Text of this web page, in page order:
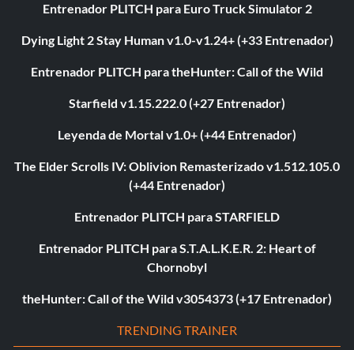
Entrenador PLITCH para Euro Truck Simulator 2
Dying Light 2 Stay Human v1.0-v1.24+ (+33 Entrenador)
Entrenador PLITCH para theHunter: Call of the Wild
Starfield v1.15.222.0 (+27 Entrenador)
Leyenda de Mortal v1.0+ (+44 Entrenador)
The Elder Scrolls IV: Oblivion Remasterizado v1.512.105.0
(+44 Entrenador)
Entrenador PLITCH para STARFIELD
Entrenador PLITCH para S.T.A.L.K.E.R. 2: Heart of
Chornobyl
theHunter: Call of the Wild v3054373 (+17 Entrenador)
TRENDING TRAINER